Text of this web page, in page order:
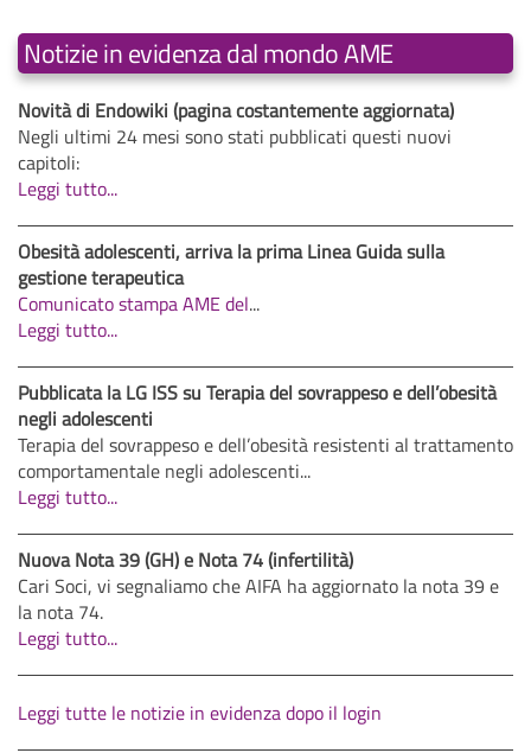
Notizie in evidenza dal mondo AME
Novità di Endowiki (pagina costantemente aggiornata)
Negli ultimi 24 mesi sono stati pubblicati questi nuovi
capitoli:
Leggi tutto...
Obesità adolescenti, arriva la prima Linea Guida sulla
gestione terapeutica
Comunicato stampa AME del...
Leggi tutto...
Pubblicata la LG ISS su Terapia del sovrappeso e dell’obesità
negli adolescenti
Terapia del sovrappeso e dell’obesità resistenti al trattamento
comportamentale negli adolescenti...
Leggi tutto...
Nuova Nota 39 (GH) e Nota 74 (infertilità)
Cari Soci, vi segnaliamo che AIFA ha aggiornato la nota 39 e
la nota 74.
Leggi tutto...
Leggi tutte le notizie in evidenza dopo il login